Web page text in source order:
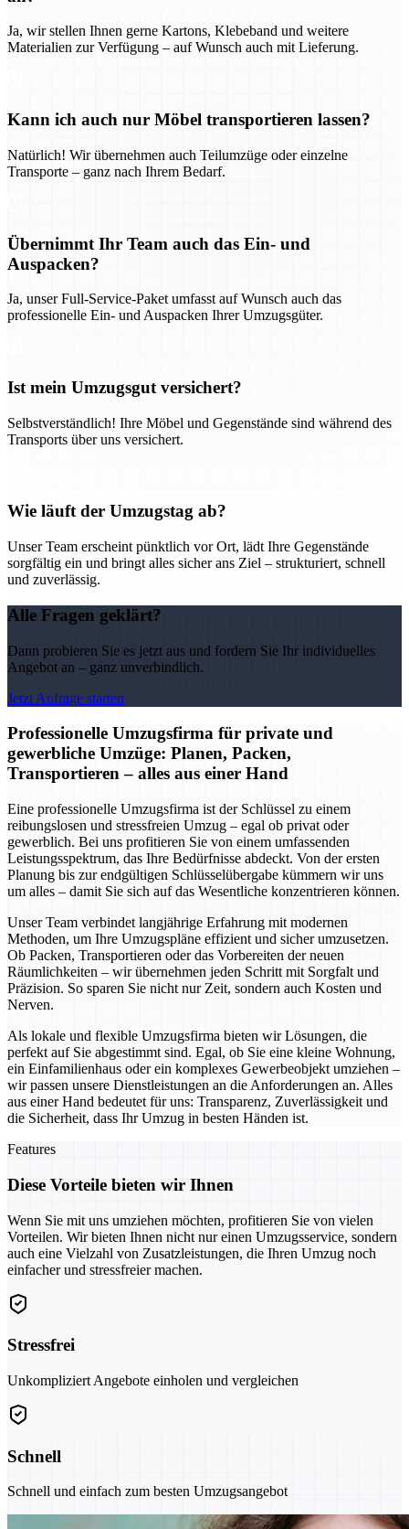
Ja, wir stellen Ihnen gerne Kartons, Klebeband und weitere
Materialien zur Verfügung – auf Wunsch auch mit Lieferung.
Kann ich auch nur Möbel transportieren lassen?
Natürlich! Wir übernehmen auch Teilumzüge oder einzelne
Transporte – ganz nach Ihrem Bedarf.
Übernimmt Ihr Team auch das Ein- und
Auspacken?
Ja, unser Full-Service-Paket umfasst auf Wunsch auch das
professionelle Ein- und Auspacken Ihrer Umzugsgüter.
Ist mein Umzugsgut versichert?
Selbstverständlich! Ihre Möbel und Gegenstände sind während des
Transports über uns versichert.
Wie läuft der Umzugstag ab?
Unser Team erscheint pünktlich vor Ort, lädt Ihre Gegenstände
sorgfältig ein und bringt alles sicher ans Ziel – strukturiert, schnell
und zuverlässig.
Alle Fragen geklärt?
Dann probieren Sie es jetzt aus und fordern Sie Ihr individuelles
Angebot an – ganz unverbindlich.
Jetzt Anfrage starten
Professionelle Umzugsfirma für private und
gewerbliche Umzüge: Planen, Packen,
Transportieren – alles aus einer Hand
Eine professionelle Umzugsfirma ist der Schlüssel zu einem
reibungslosen und stressfreien Umzug – egal ob privat oder
gewerblich. Bei uns profitieren Sie von einem umfassenden
Leistungsspektrum, das Ihre Bedürfnisse abdeckt. Von der ersten
Planung bis zur endgültigen Schlüsselübergabe kümmern wir uns
um alles – damit Sie sich auf das Wesentliche konzentrieren können.
Unser Team verbindet langjährige Erfahrung mit modernen
Methoden, um Ihre Umzugspläne effizient und sicher umzusetzen.
Ob Packen, Transportieren oder das Vorbereiten der neuen
Räumlichkeiten – wir übernehmen jeden Schritt mit Sorgfalt und
Präzision. So sparen Sie nicht nur Zeit, sondern auch Kosten und
Nerven.
Als lokale und flexible Umzugsfirma bieten wir Lösungen, die
perfekt auf Sie abgestimmt sind. Egal, ob Sie eine kleine Wohnung,
ein Einfamilienhaus oder ein komplexes Gewerbeobjekt umziehen –
wir passen unsere Dienstleistungen an die Anforderungen an. Alles
aus einer Hand bedeutet für uns: Transparenz, Zuverlässigkeit und
die Sicherheit, dass Ihr Umzug in besten Händen ist.
Features
Diese Vorteile bieten wir Ihnen
Wenn Sie mit uns umziehen möchten, profitieren Sie von vielen
Vorteilen. Wir bieten Ihnen nicht nur einen Umzugsservice, sondern
auch eine Vielzahl von Zusatzleistungen, die Ihren Umzug noch
einfacher und stressfreier machen.
Stressfrei
Unkompliziert Angebote einholen und vergleichen
Schnell
Schnell und einfach zum besten Umzugsangebot